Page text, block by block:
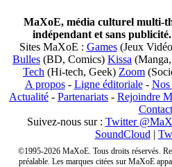
MaXoE, média culturel multi-
indépendant et sans
Sites MaXoE : Games(Jeux
Bulles (BD, Comics) Kissa
Tech (Hi-tech, Geek) Zoom
A propos- Ligne éditoriale- Nos
Actualité - Partenariats - Rejoindre
Contact
Suivez-nous sur : Twitter
SoundCloud |
©1995-2026 MaXoE. Tous droits réservés.
préalable. Les marques citées sur MaXoE